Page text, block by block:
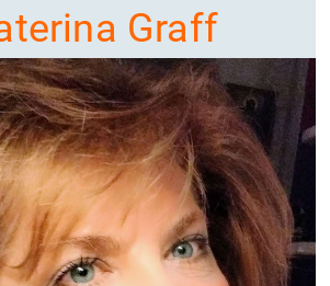
Graff